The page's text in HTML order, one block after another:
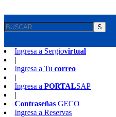
S
Ingresa a Sergiovirtual
|
Ingresa a Tu correo
|
Ingresa a PORTALSAP
|
Contraseñas GECO
Ingresa a Reservas